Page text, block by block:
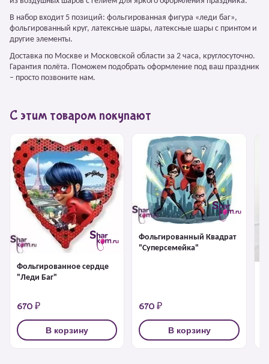
В набор входит 5 позиций: фольгированная фигура «леди баг»,
фольгированный круг, латексные шары, латексные шары с принтом и
другие элементы.
Доставка по Москве и Московской области за 2 часа, круглосуточно.
Гарантия полёта. Поможем подобрать оформление под ваш праздник
– просто позвоните нам.
С этим товаром покупают
Фольгированное сердце
"Леди Баг"
670 ₽
В корзину
Фольгированный Квадрат
"Суперсемейка"
670 ₽
В корзину